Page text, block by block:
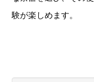
験が楽しめます。